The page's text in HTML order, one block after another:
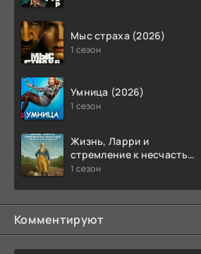
Мыс страха (2026)
1 сезон
Умница (2026)
1 сезон
Жизнь, Ларри и
стремление к несчастью:
Почти история Америки
1 сезон
Комментируют